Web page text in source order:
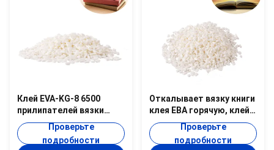
Клей EVA-KG-8 6500
прилипателей вязки
книги ЕВА Cps твердый
горячий
Проверьте
подробности
Откалывает вязку книги
клея ЕВА горячую, клей
EVA-KG-7G вязки белой
книги
Проверьте
подробности